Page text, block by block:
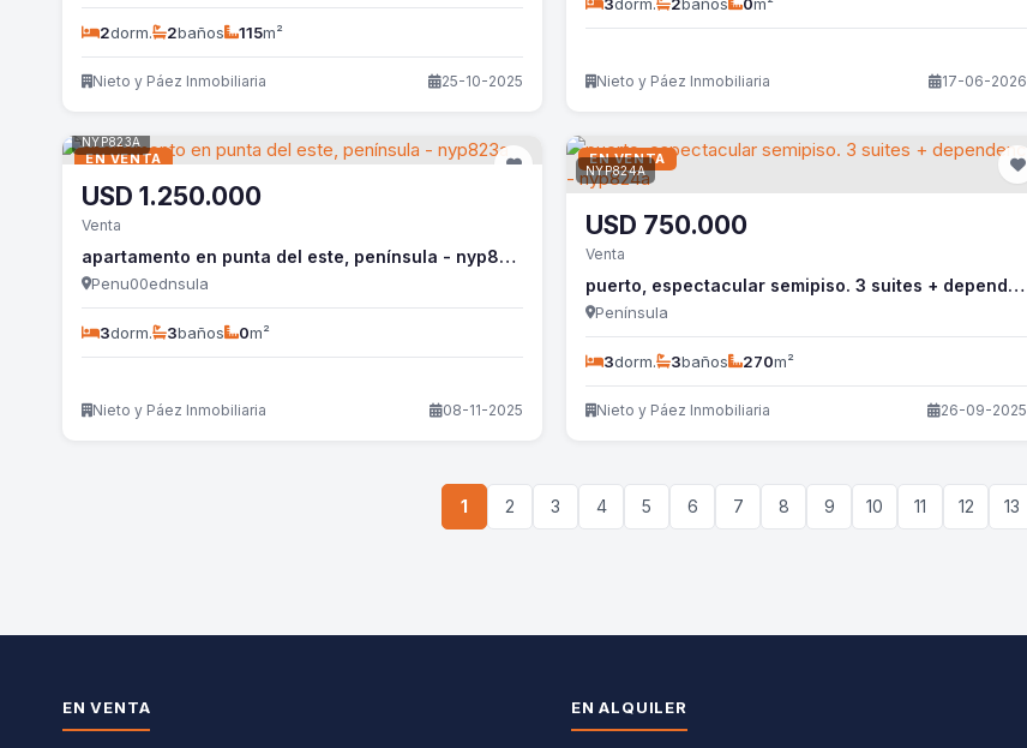
2dorm. 2baños 115m²
Nieto y Páez Inmobiliaria 25-10-2025 Nieto y Páez Inmobiliaria 17-06-2026
EN VENTA
NYP823A
USD 1.250.000
Venta
apartamento en punta del este, península - nyp823a
Penu00ednsula
3dorm. 3baños 0m²
Nieto y Páez Inmobiliaria 08-11-2025
EN VENTA
NYP824A
USD 750.000
Venta
puerto, espectacular semipiso. 3 suites + dependencia - nyp824a
Península
3dorm. 3baños 270m²
Nieto y Páez Inmobiliaria 26-09-2025
1 2 3 4 5 6 7 8 9 10 11 12 13
EN VENTA EN ALQUILER